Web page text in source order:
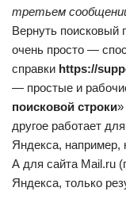
третьем
Вернуть поисковый
очень просто —
справки https://
— простые и
поисковой строки»
другое работает
Яндекса, например,
А для сайта Mail.ru
Яндекса, только